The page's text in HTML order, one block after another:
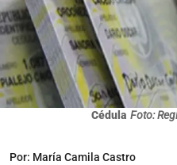
Cédula Foto:
Por: María Camila Castro